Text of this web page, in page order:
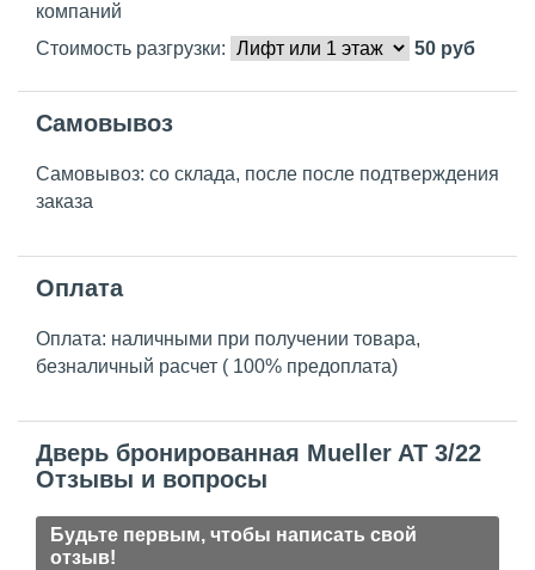
компаний
Стоимость разгрузки:
50 руб
Самовывоз
Самовывоз: со склада, после после подтверждения
заказа
Оплата
Оплата: наличными при получении товара,
безналичный расчет ( 100% предоплата)
Дверь бронированная Mueller AT 3/22
Отзывы и вопросы
Будьте первым, чтобы написать свой
отзыв!